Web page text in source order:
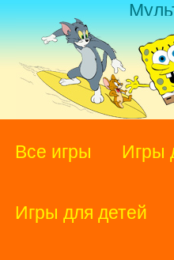
Все игры Игры
Игры для детей